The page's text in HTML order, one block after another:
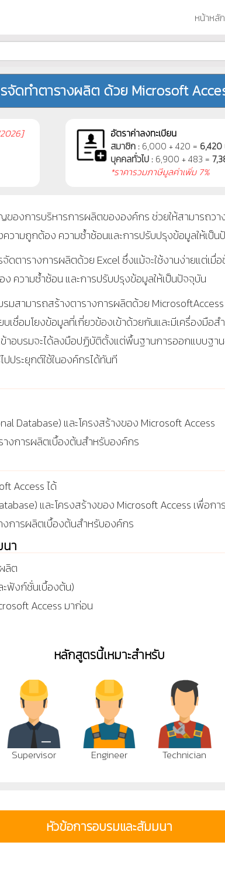
หน้าหลัก
จัดทำตารางผลิต ด้วย Microsoft
อัตราค่าลงทะเบียน
สมาชิก :6,000 + 420 = 6,420
บุคคลทั่วไป :6,900 + 483 =
*ราคารวมภาษีมูลค่าเพิ่ม 7%
การบริหารการผลิตขององค์กร ช่วยให้สามารถวาง
วามถูกต้อง ความซ้ำซ้อนและการปรับปรุงข้อมูลให้เป็น
ตารางการผลิตด้วย Excelซึ่งแม้จะใช้งานง่ายแต่เ
ความซ้ำซ้อน และการปรับปรุงข้อมูลให้เป็นปัจจุบัน
สามารถสร้างตารางการผลิตด้วย MicrosoftAccess
เชื่อมโยงข้อมูลที่เกี่ยวข้องเข้าด้วยกันและมีเครื่องมือ
ข้าอบรมจะได้ลงมือปฏิบัติตั้งแต่พื้นฐานการออกแบบฐา
ปประยุกต์ใช้ในองค์กรได้ทันที
Database) และโครงสร้างของ Microsoft Access
างการผลิตเบื้องต้นสำหรับองค์กร
Access ได้
และโครงสร้างของ Microsoft Access เพื่อกา
งการผลิตเบื้องต้นสำหรับองค์กร
า
ลิต
ะฟังก์ชั่นเบื้องต้น)
Access มาก่อน
หลักสูตรนี้เหมาะสำหรับ
Supervisor Engineer Technician
หัวข้อการอบรมและสัมมนา